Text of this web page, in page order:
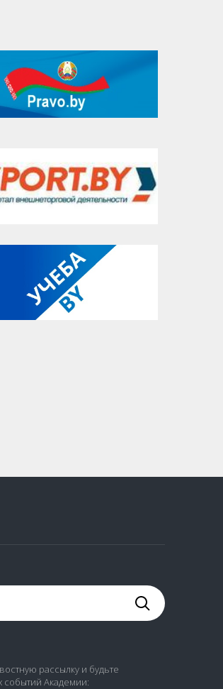
рассылку и будьте
событий Академии: